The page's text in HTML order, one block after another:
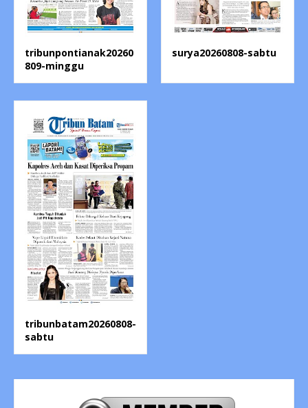
tribunpontianak20260
809-minggu
surya20260808-sabtu
tribunbatam20260808-
sabtu